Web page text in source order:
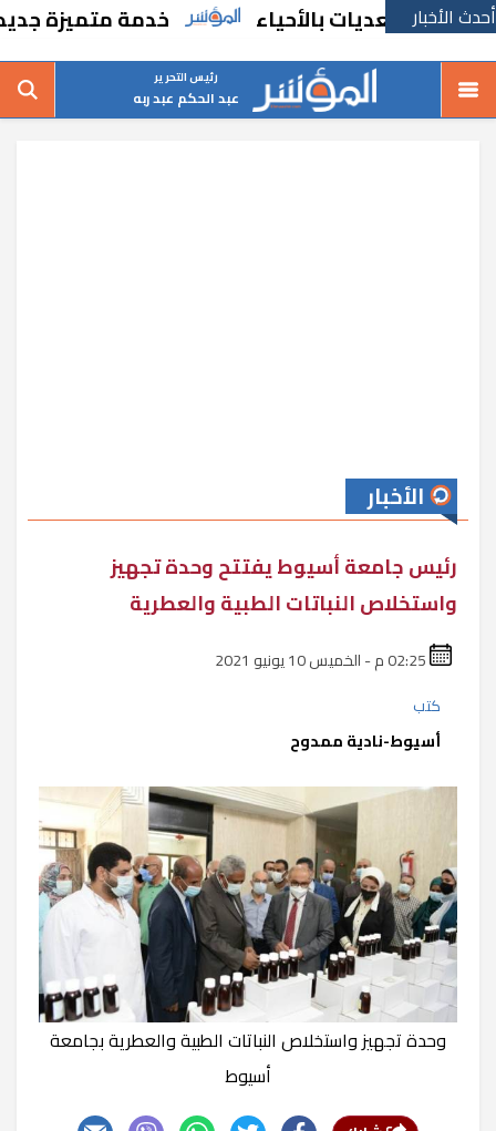
أحدث الأخبار
بالأحياء خدمة متميزة جديدة من
رئيس التحرير
عبد الحكم عبد ربه
الأخبار
رئيس جامعة أسيوط يفتتح وحدة تجهيز
واستخلاص النباتات الطبية والعطرية
كتب
أسيوط-نادية ممدوح
وحدة تجهيز واستخلاص النباتات الطبية والعطرية بجامعة
أسيوط